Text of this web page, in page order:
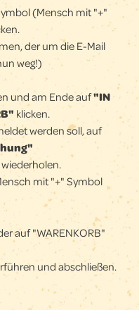
(Mensch mit "+"
der um die E-Mail
weg!)
und am Ende auf"IN
klicken.
werden soll, auf
mit "+" Symbol
auf "WARENKORB"
und abschließen.